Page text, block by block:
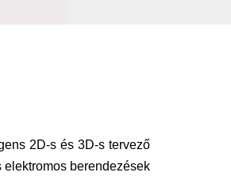
2D-s és 3D-s tervező
berendezések